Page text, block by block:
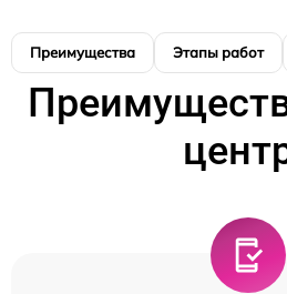
Преимущества Этапы работ